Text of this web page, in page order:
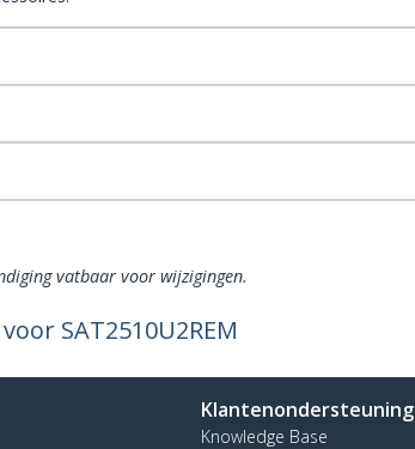
vatbaar voor wijzigingen.
SAT2510U2REM
Klantenondersteuning
Knowledge Base